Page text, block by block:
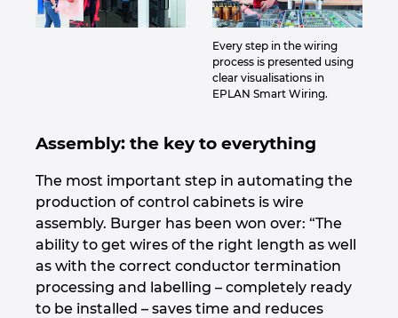
Every step in the wiring
process is presented using
clear visualisations in
EPLAN Smart Wiring.
Assembly: the key to everything
The most important step in automating the
production of control cabinets is wire
assembly. Burger has been won over: “The
ability to get wires of the right length as well
as with the correct conductor termination
processing and labelling – completely ready
to be installed – saves time and reduces